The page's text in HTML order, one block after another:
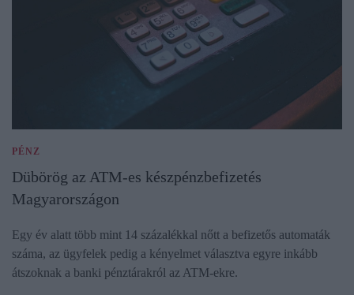
PÉNZ
Dübörög az ATM-es készpénzbefizetés
Magyarországon
Egy év alatt több mint 14 százalékkal nőtt a befizetős automaták
száma, az ügyfelek pedig a kényelmet választva egyre inkább
átszoknak a banki pénztárakról az ATM-ekre.